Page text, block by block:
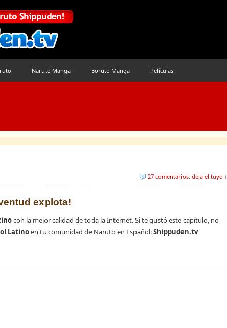
Naruto Manga Boruto Manga Películas
27 comentarios, deja el tuyo ↓
explota!
con la mejor calidad de toda la Internet. Si te gustó este capítulo, no
Latinoen tu comunidad de Naruto en Español:Shippuden.tv